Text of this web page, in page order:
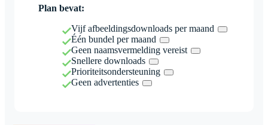
Plan bevat:
Vijf afbeeldingsdownloads per maand
Één bundel per maand
Geen naamsvermelding vereist
Snellere downloads
Prioriteitsondersteuning
Geen advertenties